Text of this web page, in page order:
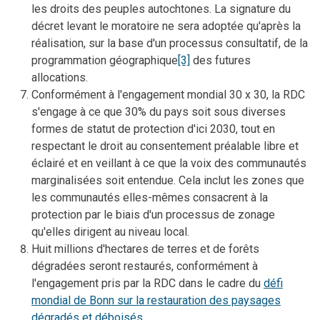
les droits des peuples autochtones. La signature du
décret levant le moratoire ne sera adoptée qu'après la
réalisation, sur la base d'un processus consultatif, de la
programmation géographique[3] des futures
allocations.
Conformément à l'engagement mondial 30 x 30, la RDC
s'engage à ce que 30% du pays soit sous diverses
formes de statut de protection d'ici 2030, tout en
respectant le droit au consentement préalable libre et
éclairé et en veillant à ce que la voix des communautés
marginalisées soit entendue. Cela inclut les zones que
les communautés elles-mêmes consacrent à la
protection par le biais d'un processus de zonage
qu'elles dirigent au niveau local.
Huit millions d'hectares de terres et de forêts
dégradées seront restaurés, conformément à
l'engagement pris par la RDC dans le cadre du défi
mondial de Bonn sur la restauration des paysages
dégradés et déboisés.